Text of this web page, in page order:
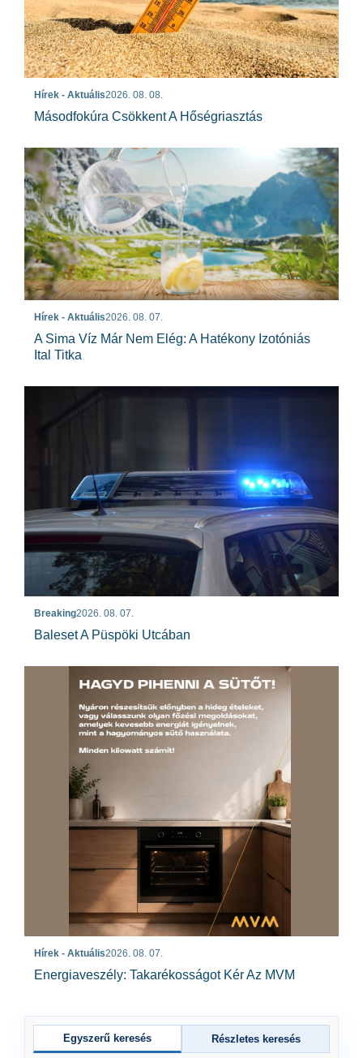
Hírek - Aktuális2026. 08. 08.
Másodfokúra Csökkent A Hőségriasztás
Hírek - Aktuális2026. 08. 07.
A Sima Víz Már Nem Elég: A Hatékony Izotóniás
Ital Titka
Breaking2026. 08. 07.
Baleset A Püspöki Utcában
Hírek - Aktuális2026. 08. 07.
Energiaveszély: Takarékosságot Kér Az MVM
Egyszerű keresés Részletes keresés